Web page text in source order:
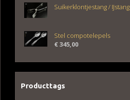
Suikerklontjestang / IJstang
Stel compotelepels
€345,00
Producttags